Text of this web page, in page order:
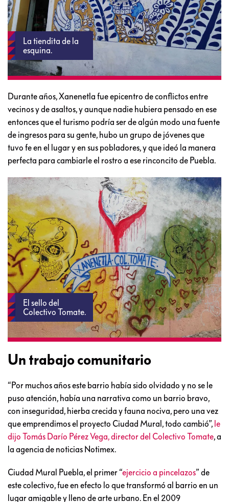
La tiendita de la
esquina.
Durante años, Xanenetla fue epicentro de conflictos entre
vecinos y de asaltos, y aunque nadie hubiera pensado en ese
entonces que el turismo podría ser de algún modo una fuente
de ingresos para su gente, hubo un grupo de jóvenes que
tuvo fe en el lugar y en sus pobladores, y que ideó la manera
perfecta para cambiarle el rostro a ese rinconcito de Puebla.
El sello del
Colectivo Tomate.
Un trabajo comunitario
“Por muchos años este barrio había sido olvidado y no se le
puso atención, había una narrativa como un barrio bravo,
con inseguridad, hierba crecida y fauna nociva, pero una vez
que emprendimos el proyecto Ciudad Mural, todo cambió”, le
dijo Tomás Darío Pérez Vega, director del Colectivo Tomate, a
la agencia de noticias Notimex.
Ciudad Mural Puebla, el primer “ejercicio a pincelazos” de
este colectivo, fue en efecto lo que transformó al barrio en un
lugar amigable y lleno de arte urbano. En el 2009